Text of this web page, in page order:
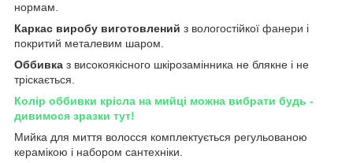
нормам.
Каркас виробу виготовлений з вологостійкої фанери і
покритий металевим шаром.
Оббивка з високоякісного шкірозамінника не блякне і не
тріскається.
Колір оббивки крісла на мийці можна вибрати будь -
дивимося зразки тут!
Мийка для миття волосся комплектується регульованою
керамікою і набором сантехніки.